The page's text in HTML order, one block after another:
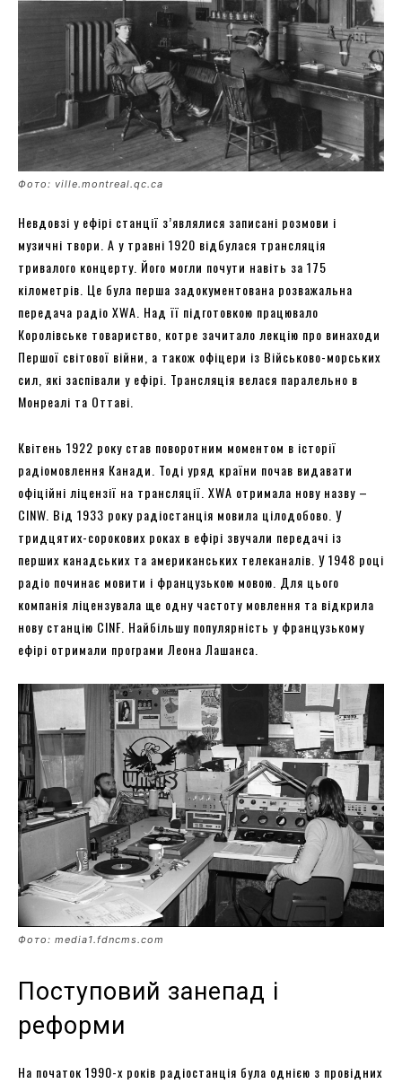
Фото: ville.montreal.qc.ca
Невдовзі у ефірі станції з’являлися записані розмови і
музичні твори. А у травні 1920 відбулася трансляція
тривалого концерту. Його могли почути навіть за 175
кілометрів. Це була перша задокументована розважальна
передача радіо XWA. Над її підготовкою працювало
Королівське товариство, котре зачитало лекцію про винаходи
Першої світової війни, а також офіцери із Військово-морських
сил, які заспівали у ефірі. Трансляція велася паралельно в
Монреалі та Оттаві.
Квітень 1922 року став поворотним моментом в історії
радіомовлення Канади. Тоді уряд країни почав видавати
офіційні ліцензії на трансляції. XWA отримала нову назву –
CINW. Від 1933 року радіостанція мовила цілодобово. У
тридцятих-сорокових роках в ефірі звучали передачі із
перших канадських та американських телеканалів. У 1948 році
радіо починає мовити і французькою мовою. Для цього
компанія ліцензувала ще одну частоту мовлення та відкрила
нову станцію CINF. Найбільшу популярність у французькому
ефірі отримали програми Леона Лашанса.
Фото: media1.fdncms.com
Поступовий занепад і
реформи
На початок 1990-х років радіостанція була однією з провідних